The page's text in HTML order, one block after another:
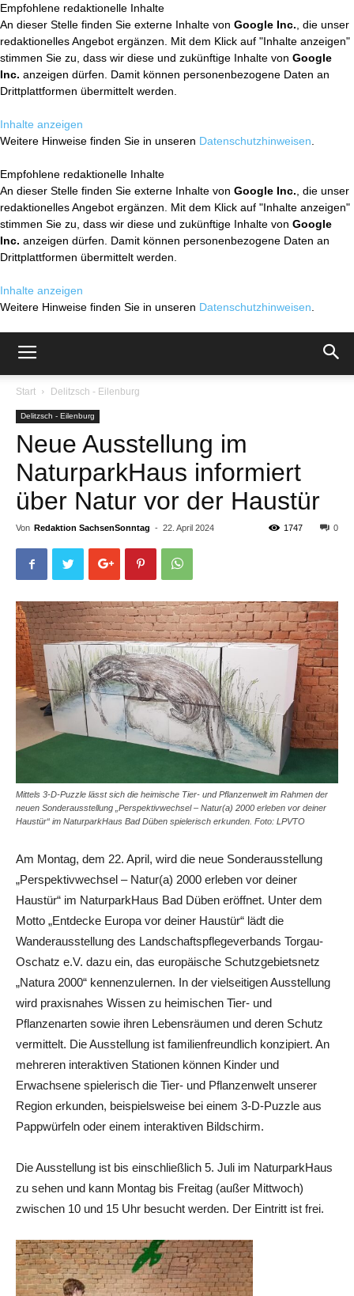
Empfohlene redaktionelle Inhalte
An dieser Stelle finden Sie externe Inhalte von Google Inc. , die unser
redaktionelles Angebot ergänzen. Mit dem Klick auf "Inhalte anzeigen"
stimmen Sie zu, dass wir diese und zukünftige Inhalte von Google
Inc. anzeigen dürfen. Damit können personenbezogene Daten an
Drittplattformen übermittelt werden.
Inhalte anzeigen
Weitere Hinweise finden Sie in unseren Datenschutzhinweisen
Empfohlene redaktionelle Inhalte
An dieser Stelle finden Sie externe Inhalte von Google Inc. , die unser
redaktionelles Angebot ergänzen. Mit dem Klick auf "Inhalte anzeigen"
stimmen Sie zu, dass wir diese und zukünftige Inhalte von Google
Inc. anzeigen dürfen. Damit können personenbezogene Daten an
Drittplattformen übermittelt werden.
Inhalte anzeigen
Weitere Hinweise finden Sie in unseren Datenschutzhinweisen
Start Delitzsch - Eilenburg
Delitzsch - Eilenburg
Neue Ausstellung im
NaturparkHaus informiert
über Natur vor der Haustür
Von Redaktion SachsenSonntag - 22. April 2024 0
1747
Mittels 3-D-Puzzle lässt sich die heimische Tier- und Pflanzenwelt im Rahmen der
neuen Sonderausstellung „Perspektivwechsel – Natur(a) 2000 erleben vor deiner
Haustür“ im NaturparkHaus Bad Düben spielerisch erkunden. Foto: LPVTO
Am Montag, dem 22. April, wird die neue Sonderausstellung
„Perspektivwechsel – Natur(a) 2000 erleben vor deiner
Haustür“ im NaturparkHaus Bad Düben eröffnet. Unter dem
Motto „Entdecke Europa vor deiner Haustür“ lädt die
Wanderausstellung des Landschaftspflegeverbands Torgau-
Oschatz e.V. dazu ein, das europäische Schutzgebietsnetz
„Natura 2000“ kennenzulernen. In der vielseitigen Ausstellung
wird praxisnahes Wissen zu heimischen Tier- und
Pflanzenarten sowie ihren Lebensräumen und deren Schutz
vermittelt. Die Ausstellung ist familienfreundlich konzipiert. An
mehreren interaktiven Stationen können Kinder und
Erwachsene spielerisch die Tier- und Pflanzenwelt unserer
Region erkunden, beispielsweise bei einem 3-D-Puzzle aus
Pappwürfeln oder einem interaktiven Bildschirm.
Die Ausstellung ist bis einschließlich 5. Juli im NaturparkHaus
zu sehen und kann Montag bis Freitag (außer Mittwoch)
zwischen 10 und 15 Uhr besucht werden. Der Eintritt ist frei.